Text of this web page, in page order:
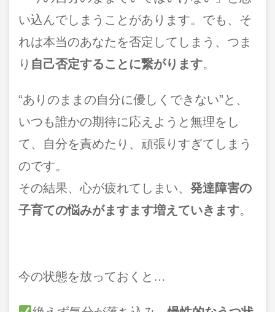
い込んでしまうことがあります。でも、そ
れは本当のあなたを否定してしまう、つま
り 自己否定することに繋がります。
“ありのままの自分に優しくできない”と、
いつも誰かの期待に応えようと無理をし
て、自分を責めたり、頑張りすぎてしまう
のです。
その結果、心が疲れてしまい、 発達障害の
子育ての悩みがますます増えていきます。
今の状態を放っておくと…